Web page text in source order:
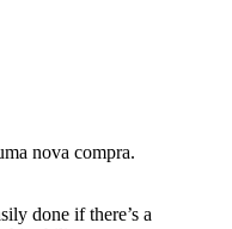
nova compra.
done if there’s a